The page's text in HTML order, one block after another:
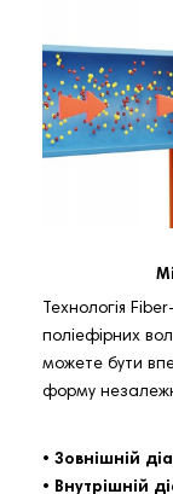
Технологія
поліефірних
можете бути
форму
• Зовнішній
• Внутрішній